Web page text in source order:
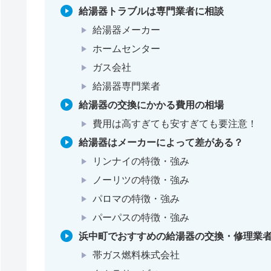
給湯器トラブルは専門業者に相談
給湯器メーカー
ホームセンター
ガス会社
給湯器専門業者
給湯器の交換にかかる費用の相場
費用は高すぎても安すぎても要注意！
給湯器はメーカーによって差がある？
リンナイの特徴・強み
ノーリツの特徴・強み
パロマの特徴・強み
パーパスの特徴・強み
浜中町でおすすめの給湯器の交換・修理業
帯ガス燃料株式会社